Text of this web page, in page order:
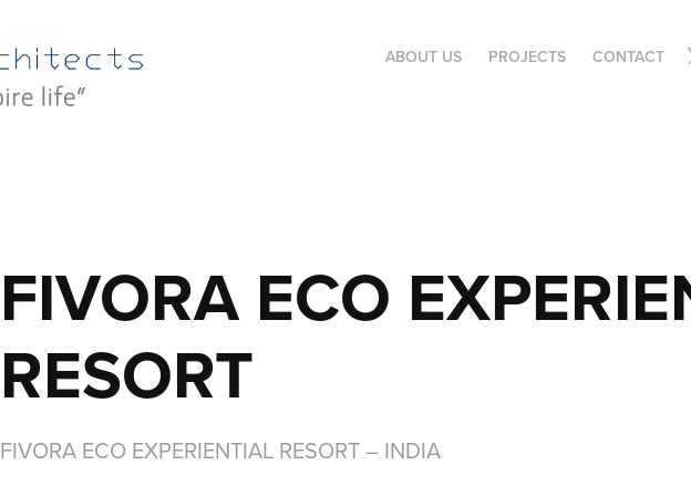
ABOUT US PROJECTS CONTACT
FIVORA ECO
RESORT
FIVORA ECO EXPERIENTIAL RESORT – INDIA